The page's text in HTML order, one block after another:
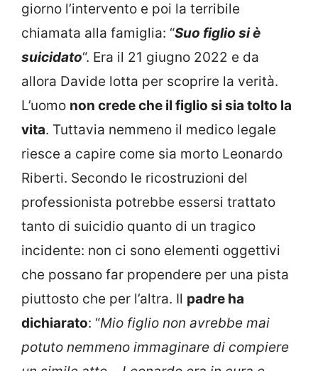
giorno l’intervento e poi la terribile
chiamata alla famiglia: “Suo figlio si è
suicidato“. Era il 21 giugno 2022 e da
allora Davide lotta per scoprire la verità.
L’uomo non crede che il figlio si sia tolto la
vita. Tuttavia nemmeno il medico legale
riesce a capire come sia morto Leonardo
Riberti. Secondo le ricostruzioni del
professionista potrebbe essersi trattato
tanto di suicidio quanto di un tragico
incidente: non ci sono elementi oggettivi
che possano far propendere per una pista
piuttosto che per l’altra. Il padre ha
dichiarato: “Mio figlio non avrebbe mai
potuto nemmeno immaginare di compiere